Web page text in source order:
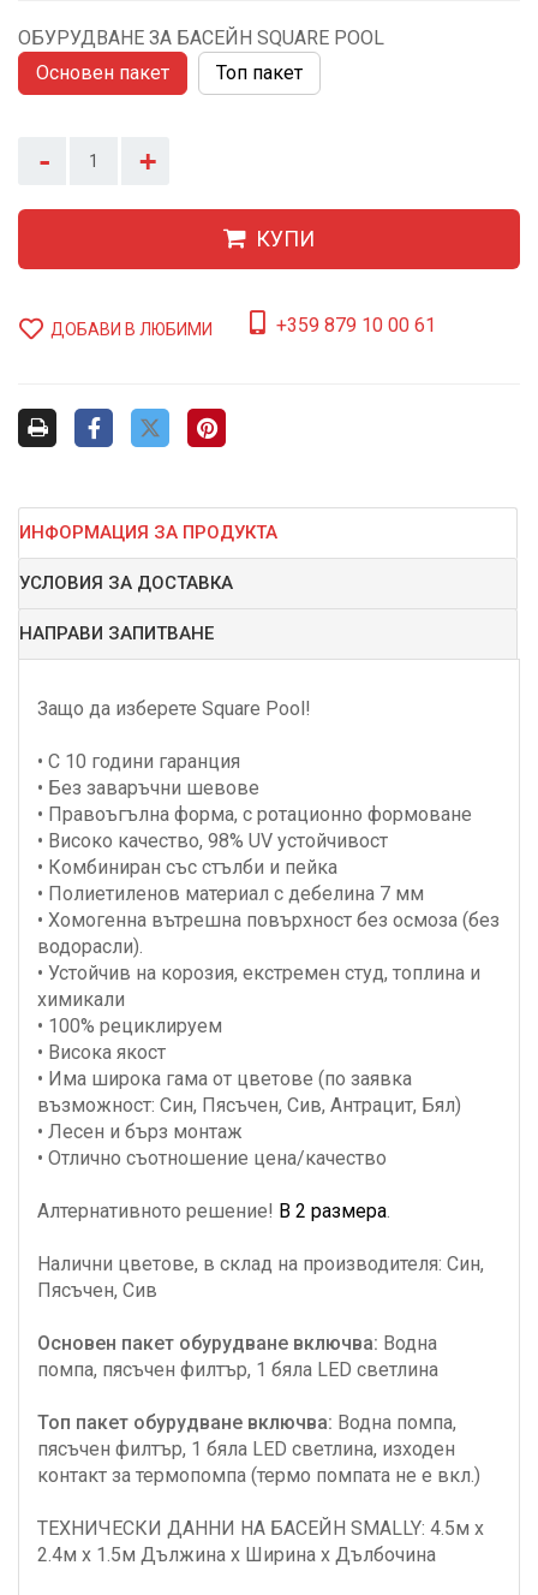
ОБУРУДВАНЕ ЗА БАСЕЙН SQUARE POOL
Основен пакет
Топ пакет
- +
КУПИ
ДОБАВИ В ЛЮБИМИ +359 879 10 00 61
ИНФОРМАЦИЯ ЗА ПРОДУКТА
УСЛОВИЯ ЗА ДОСТАВКА
НАПРАВИ ЗАПИТВАНЕ
Защо да изберете Square Pool!
• С 10 години гаранция
• Без заваръчни шевове
• Правоъгълна форма, с ротационно формоване
• Високо качество, 98% UV устойчивост
• Комбиниран със стълби и пейка
• Полиетиленов материал с дебелина 7 мм
• Хомогенна вътрешна повърхност без осмоза (без
водорасли).
• Устойчив на корозия, екстремен студ, топлина и
химикали
• 100% рециклируем
• Висока якост
• Има широка гама от цветове (по заявка
възможност: Син, Пясъчен, Сив, Антрацит, Бял)
• Лесен и бърз монтаж
• Отлично съотношение цена/качество
Алтернативното решение! В 2 размера.
Налични цветове, в склад на производителя: Син,
Пясъчен, Сив
Основен пакет обурудване включва: Водна
помпа, пясъчен филтър, 1 бяла LED светлина
Топ пакет обурудване включва: Водна помпа,
пясъчен филтър, 1 бяла LED светлина, изходен
контакт за термопомпа (термо помпата не е вкл.)
ТЕХНИЧЕСКИ ДАННИ НА БАСЕЙН SMALLY: 4.5м х
2.4м х 1.5м Дължина х Ширина х Дълбочина